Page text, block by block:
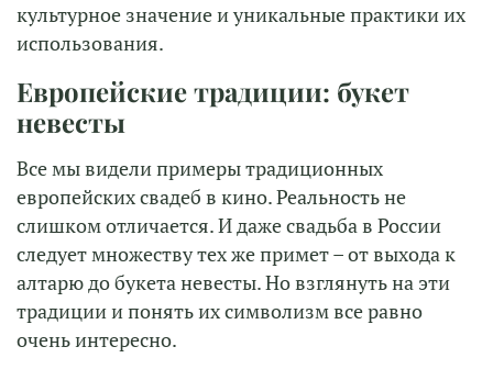
культурное значение и уникальные практики их
использования.
Европейские традиции: букет
невесты
Все мы видели примеры традиционных
европейских свадеб в кино. Реальность не
слишком отличается. И даже свадьба в России
следует множеству тех же примет – от выхода к
алтарю до букета невесты. Но взглянуть на эти
традиции и понять их символизм все равно
очень интересно.